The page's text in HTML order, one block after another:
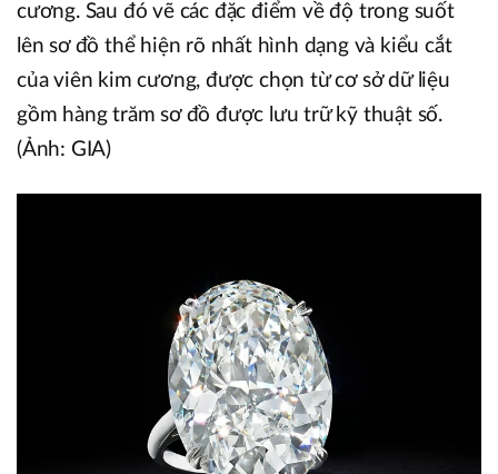
cương. Sau đó vẽ các đặc điểm về độ trong suốt
lên sơ đồ thể hiện rõ nhất hình dạng và kiểu cắt
của viên kim cương, được chọn từ cơ sở dữ liệu
gồm hàng trăm sơ đồ được lưu trữ kỹ thuật số.
(Ảnh: GIA)